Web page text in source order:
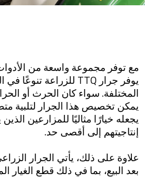
إنتاجيتهم إلى أقصى حد.